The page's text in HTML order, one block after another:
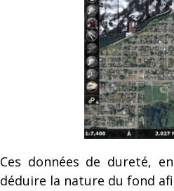
Ces données de dureté,
déduire la nature du fond